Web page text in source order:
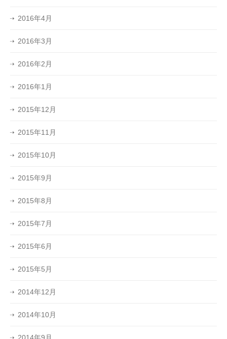
2016年4月
2016年3月
2016年2月
2016年1月
2015年12月
2015年11月
2015年10月
2015年9月
2015年8月
2015年7月
2015年6月
2015年5月
2014年12月
2014年10月
2014年9月